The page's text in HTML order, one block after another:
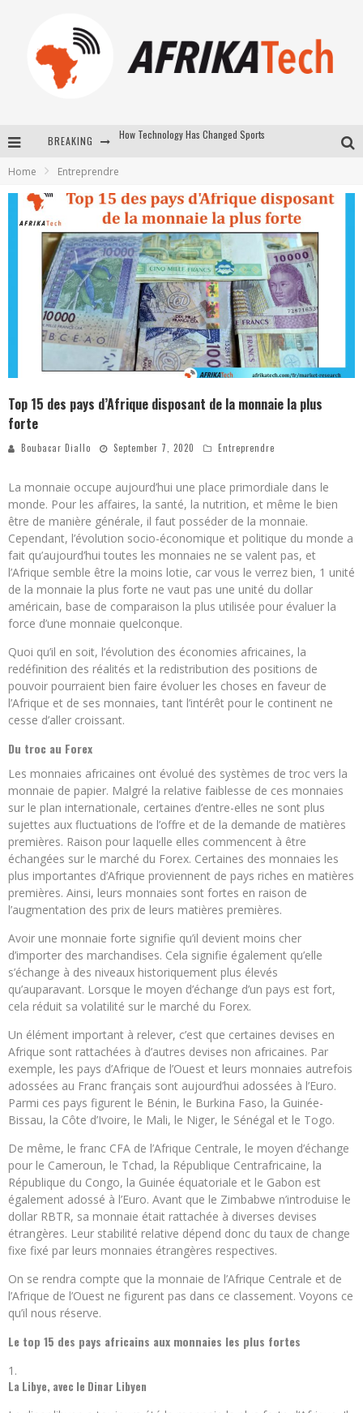
BREAKING
New to online sports betting? Consider These Tips to Play Your First Online Sports Betting Successfully
How Technology Has Changed Sports
Home Entreprendre
Top 15 des pays d’Afrique disposant de la monnaie la plus
forte
Boubacar Diallo September 7, 2020 Entreprendre
La monnaie occupe aujourd’hui une place primordiale dans le
monde. Pour les affaires, la santé, la nutrition, et même le bien
être de manière générale, il faut posséder de la monnaie.
Cependant, l’évolution socio-économique et politique du monde a
fait qu’aujourd’hui toutes les monnaies ne se valent pas, et
l’Afrique semble être la moins lotie, car vous le verrez bien, 1 unité
de la monnaie la plus forte ne vaut pas une unité du dollar
américain, base de comparaison la plus utilisée pour évaluer la
force d’une monnaie quelconque.
Quoi qu’il en soit, l’évolution des économies africaines, la
redéfinition des réalités et la redistribution des positions de
pouvoir pourraient bien faire évoluer les choses en faveur de
l’Afrique et de ses monnaies, tant l’intérêt pour le continent ne
cesse d’aller croissant.
Du troc au Forex
Les monnaies africaines ont évolué des systèmes de troc vers la
monnaie de papier. Malgré la relative faiblesse de ces monnaies
sur le plan internationale, certaines d’entre-elles ne sont plus
sujettes aux fluctuations de l’offre et de la demande de matières
premières. Raison pour laquelle elles commencent à être
échangées sur le marché du Forex. Certaines des monnaies les
plus importantes d’Afrique proviennent de pays riches en matières
premières. Ainsi, leurs monnaies sont fortes en raison de
l’augmentation des prix de leurs matières premières.
Avoir une monnaie forte signifie qu’il devient moins cher
d’importer des marchandises. Cela signifie également qu’elle
s’échange à des niveaux historiquement plus élevés
qu’auparavant. Lorsque le moyen d’échange d’un pays est fort,
cela réduit sa volatilité sur le marché du Forex.
Un élément important à relever, c’est que certaines devises en
Afrique sont rattachées à d’autres devises non africaines. Par
exemple, les pays d’Afrique de l’Ouest et leurs monnaies autrefois
adossées au Franc français sont aujourd’hui adossées à l’Euro.
Parmi ces pays figurent le Bénin, le Burkina Faso, la Guinée-
Bissau, la Côte d’Ivoire, le Mali, le Niger, le Sénégal et le Togo.
De même, le franc CFA de l’Afrique Centrale, le moyen d’échange
pour le Cameroun, le Tchad, la République Centrafricaine, la
République du Congo, la Guinée équatoriale et le Gabon est
également adossé à l’Euro. Avant que le Zimbabwe n’introduise le
dollar RBTR, sa monnaie était rattachée à diverses devises
étrangères. Leur stabilité relative dépend donc du taux de change
fixe fixé par leurs monnaies étrangères respectives.
On se rendra compte que la monnaie de l’Afrique Centrale et de
l’Afrique de l’Ouest ne figurent pas dans ce classement. Voyons ce
qu’il nous réserve.
Le top 15 des pays africains aux monnaies les plus fortes
La Libye, avec le Dinar Libyen